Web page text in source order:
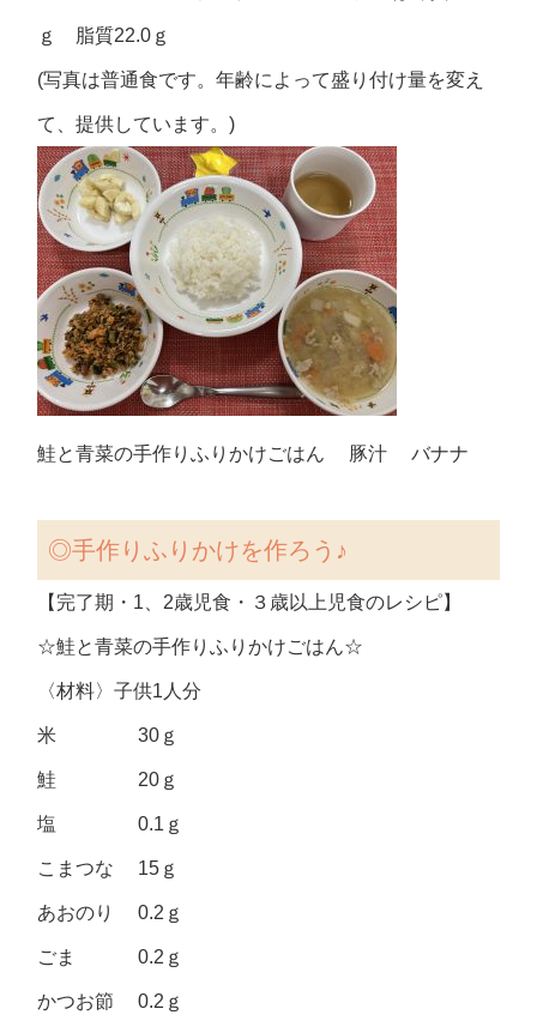
ｇ 脂質22.0ｇ
(写真は普通食です。年齢によって盛り付け量を変え
て、提供しています。)
鮭と青菜の手作りふりかけごはん 豚汁 バナナ
◎手作りふりかけを作ろう♪
【完了期・1、2歳児食・３歳以上児食のレシピ】
☆鮭と青菜の手作りふりかけごはん☆
〈材料〉子供1人分
米 30ｇ
鮭 20ｇ
塩 0.1ｇ
こまつな 15ｇ
あおのり 0.2ｇ
ごま 0.2ｇ
かつお節 0.2ｇ